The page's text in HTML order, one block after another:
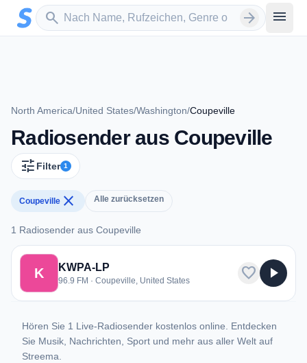
Zum Hauptinhalt springen
search
Sender suchen arrow_forward menu
North America/United States/Washington/Coupeville
Radiosender aus Coupeville
tune Filter 1
Coupeville close Alle zurücksetzen
1 Radiosender aus Coupeville
1 Radiosender aus Coupeville
K KWPA-LP
96.9 FM · Coupeville, United States favorite play_arrow
Hören Sie 1 Live-Radiosender kostenlos online. Entdecken
Sie Musik, Nachrichten, Sport und mehr aus aller Welt auf
Streema.